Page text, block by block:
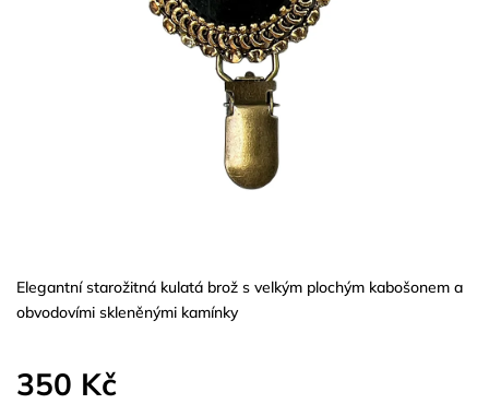
350 Kč
Elegantní starožitná kulatá brož s velkým plochým kabošonem a
obvodovími skleněnými kamínky